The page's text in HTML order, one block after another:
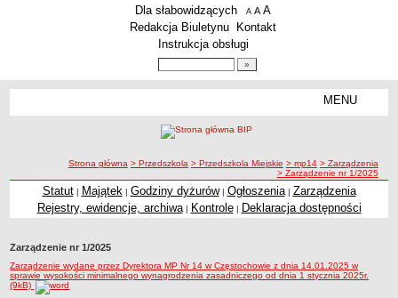
Menu dodatkowe
Dla słabowidzących A pomniejsz czcionkę
A standardowy rozmiar czcionki
A
Redakcja Biuletynu
Kontakt
Instrukcja obsługi
MENU
Zespoły Szkół
Techniczne Zakłady Naukowe
Przedszkola Miejskie
ARCHIWUM SZKÓŁ I PLACÓWEK
Zlikwidowane gimnazja
ścieżka nawigacji
Strona główna > Przedszkola > Przedszkola Miejskie > mp14 > Zarządzenia
> Zarządzenie nr 1/2025
Statut| Majątek | Godziny dyżurów| Ogłoszenia| Zarządzenia
Rejestry, ewidencje, archiwa| Kontrole| Deklaracja dostępności
Zarządzenie nr 1/2025
Zarządzenie wydane przez Dyrektora MP Nr 14 w Częstochowie z dnia 14.01.2025 w
sprawie wysokości minimalnego wynagrodzenia zasadniczego od dnia 1 stycznia 2025r.
(9kB)